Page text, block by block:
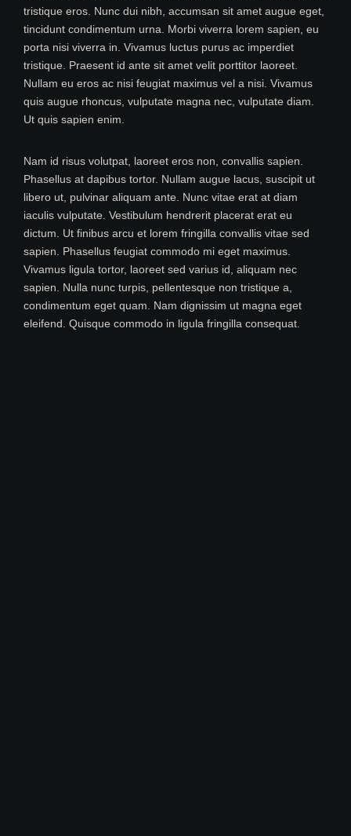
tristique eros. Nunc dui nibh, accumsan sit amet augue eget,
tincidunt condimentum urna. Morbi viverra lorem sapien, eu
porta nisi viverra in. Vivamus luctus purus ac imperdiet
tristique. Praesent id ante sit amet velit porttitor laoreet.
Nullam eu eros ac nisi feugiat maximus vel a nisi. Vivamus
quis augue rhoncus, vulputate magna nec, vulputate diam.
Ut quis sapien enim.
Nam id risus volutpat, laoreet eros non, convallis sapien.
Phasellus at dapibus tortor. Nullam augue lacus, suscipit ut
libero ut, pulvinar aliquam ante. Nunc vitae erat at diam
iaculis vulputate. Vestibulum hendrerit placerat erat eu
dictum. Ut finibus arcu et lorem fringilla convallis vitae sed
sapien. Phasellus feugiat commodo mi eget maximus.
Vivamus ligula tortor, laoreet sed varius id, aliquam nec
sapien. Nulla nunc turpis, pellentesque non tristique a,
condimentum eget quam. Nam dignissim ut magna eget
eleifend. Quisque commodo in ligula fringilla consequat.